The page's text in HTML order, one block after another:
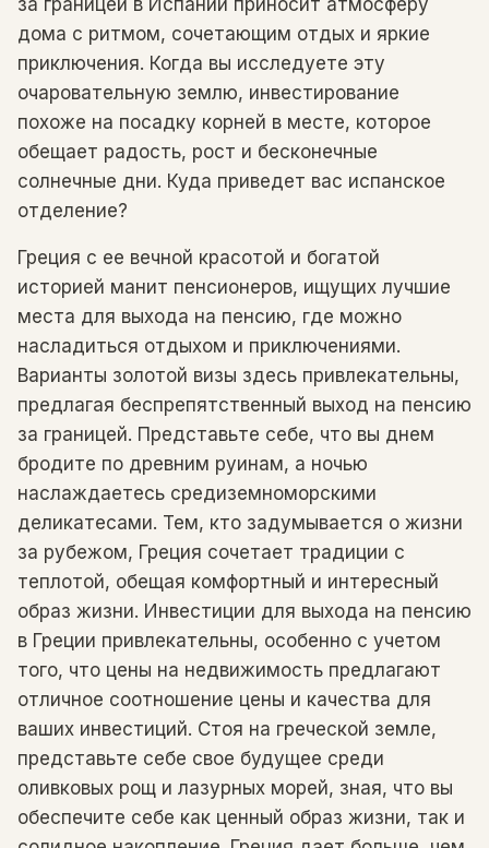
за границей в Испании приносит атмосферу
дома с ритмом, сочетающим отдых и яркие
приключения. Когда вы исследуете эту
очаровательную землю, инвестирование
похоже на посадку корней в месте, которое
обещает радость, рост и бесконечные
солнечные дни. Куда приведет вас испанское
отделение?
Греция с ее вечной красотой и богатой
историей манит пенсионеров, ищущих лучшие
места для выхода на пенсию, где можно
насладиться отдыхом и приключениями.
Варианты золотой визы здесь привлекательны,
предлагая беспрепятственный выход на пенсию
за границей. Представьте себе, что вы днем ​​
бродите по древним руинам, а ночью
наслаждаетесь средиземноморскими
деликатесами. Тем, кто задумывается о жизни
за рубежом, Греция сочетает традиции с
теплотой, обещая комфортный и интересный
образ жизни. Инвестиции для выхода на пенсию
в Греции привлекательны, особенно с учетом
того, что цены на недвижимость предлагают
отличное соотношение цены и качества для
ваших инвестиций. Стоя на греческой земле,
представьте себе свое будущее среди
оливковых рощ и лазурных морей, зная, что вы
обеспечите себе как ценный образ жизни, так и